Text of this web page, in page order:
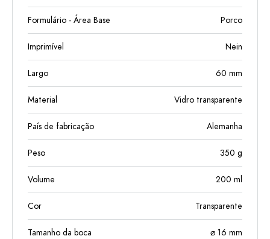
Formulário - Área Base Porco
Imprimível Nein
Largo 60 mm
Material Vidro transparente
País de fabricação Alemanha
Peso 350 g
Volume 200 ml
Cor Transparente
Tamanho da boca ⌀ 16 mm